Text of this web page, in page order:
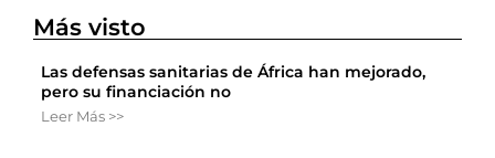
Más visto
Las defensas sanitarias de África han mejorado,
pero su financiación no
Leer Más >>